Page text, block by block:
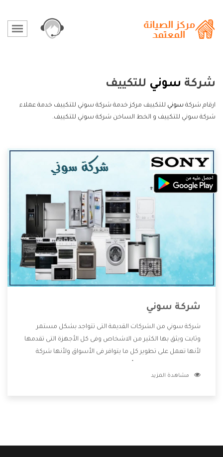
شركة سوني للتكييف
ارقام شركة سوني للتكييف مركز خدمة شركة سوني للتكييف خدمة عملاء
شركة سوني للتكييف و الخط الساخن شركة سوني للتكييف.
شركة سوني
شركة سوني من الشركات القديمة التى تتواجد بشكل مستمر
وثابت ويثق بها الكثير من الاشخاص وفى كل الأجهزة التى تقدمها
لأنها تعمل على تطوير كل ما يتوافر فى الأسواق ولأنها شركة
وتقدم للعملاء أقوى العروض والخصومات التى تسهل على
مشاهدة المزيد